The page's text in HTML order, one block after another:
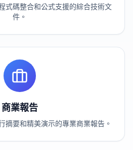
式碼整合和公式支援的綜合技術文
件。
商業報告
摘要和精美演示的專業商業報告。